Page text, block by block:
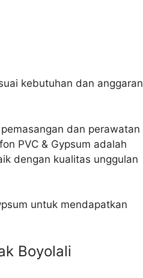
kebutuhan dan anggaran
dan perawatan
PVC & Gypsum adalah
dengan kualitas unggulan
untuk mendapatkan
Boyolali